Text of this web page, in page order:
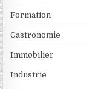
Formation
Gastronomie
Immobilier
Industrie